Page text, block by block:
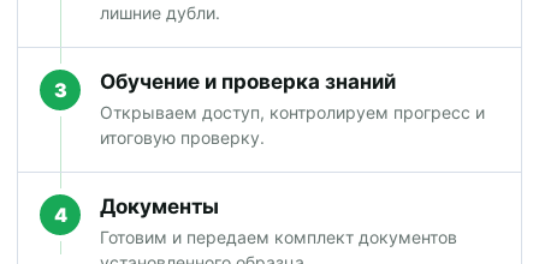
лишние дубли.
3 Обучение и проверка знаний
Открываем доступ, контролируем прогресс и
итоговую проверку.
4 Документы
Готовим и передаем комплект документов